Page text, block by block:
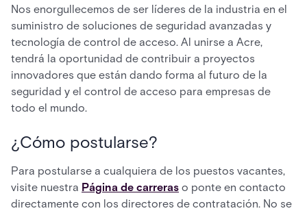
Nos enorgullecemos de ser líderes de la industria en el
suministro de soluciones de seguridad avanzadas y
tecnología de control de acceso. Al unirse a Acre,
tendrá la oportunidad de contribuir a proyectos
innovadores que están dando forma al futuro de la
seguridad y el control de acceso para empresas de
todo el mundo.
¿Cómo postularse?
Para postularse a cualquiera de los puestos vacantes,
visite nuestra Página de carreras o ponte en contacto
directamente con los directores de contratación. No se